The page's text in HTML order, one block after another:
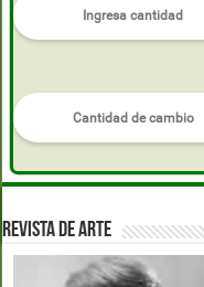
REVISTA DE ARTE